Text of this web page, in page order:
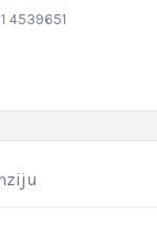
4539651